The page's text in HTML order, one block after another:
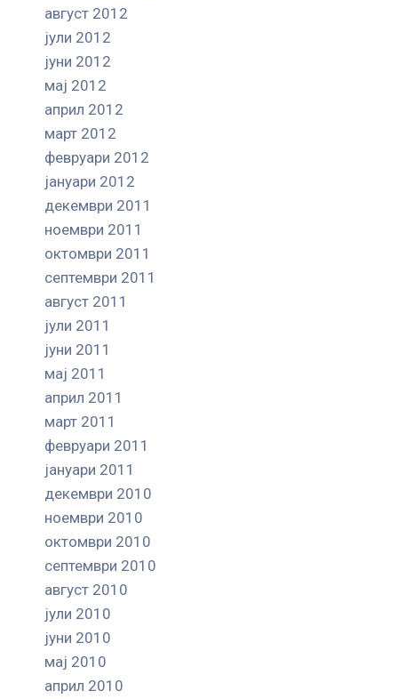
август 2012
јули 2012
јуни 2012
мај 2012
април 2012
март 2012
февруари 2012
јануари 2012
декември 2011
ноември 2011
октомври 2011
септември 2011
август 2011
јули 2011
јуни 2011
мај 2011
април 2011
март 2011
февруари 2011
јануари 2011
декември 2010
ноември 2010
октомври 2010
септември 2010
август 2010
јули 2010
јуни 2010
мај 2010
април 2010